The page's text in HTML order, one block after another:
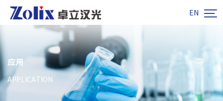
EN 
应用
APPLICATION